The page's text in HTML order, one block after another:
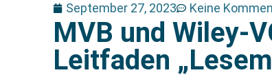
September 27, 2023 Keine
MVB und Wiley-
Leitfaden